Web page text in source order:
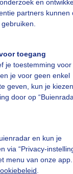
en
partners kunnen
toegang
je toestemming voor
je voor geen enkel
geven, kun je kiezen
door op
en kun je
via “Privacy-
menu van onze app.
Een
De Bilt